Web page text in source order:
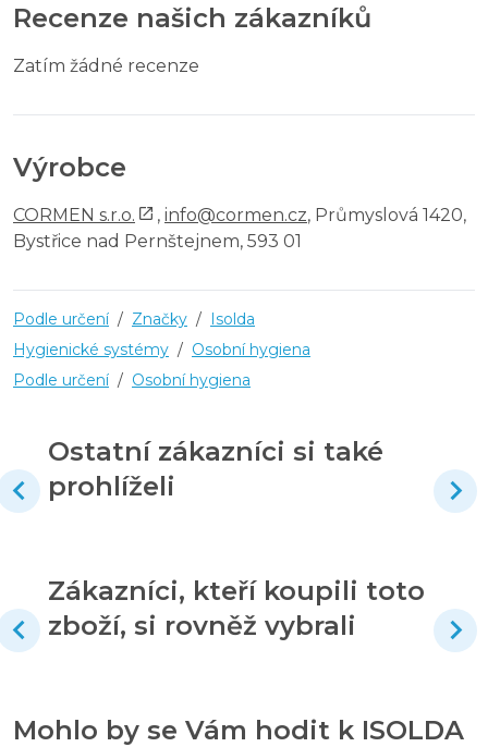
Recenze našich zákazníků
Zatím žádné recenze
Výrobce
CORMEN s.r.o. , info@cormen.cz, Průmyslová 1420,
Bystřice nad Pernštejnem, 593 01
Podle určení / Značky / Isolda
Hygienické systémy / Osobní hygiena
Podle určení / Osobní hygiena
Ostatní zákazníci si také
prohlíželi
Zákazníci, kteří koupili toto
zboží, si rovněž vybrali
Mohlo by se Vám hodit k ISOLDA